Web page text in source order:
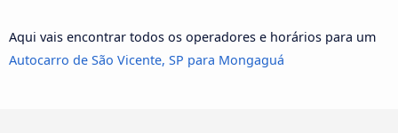
Aqui vais encontrar todos os operadores e horários para um
Autocarro de São Vicente, SP para Mongaguá